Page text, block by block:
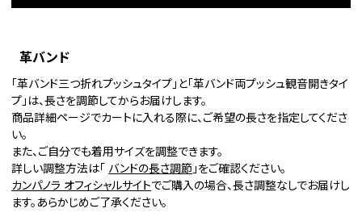
革バンド
「革バンド三つ折れプッシュタイプ」と「革バンド両プッシュ観音開きタイ
プ」は、長さを調節してからお届けします。
商品詳細ページでカートに入れる際に、ご希望の長さを指定してくださ
い。
また、ご自分でも着用サイズを調整できます。
詳しい調整方法は「 バンドの長さ調節」をご確認ください。
カンパノラ オフィシャルサイトでご購入の場合、長さ調整なしでお届けし
ます。あらかじめご了承ください。